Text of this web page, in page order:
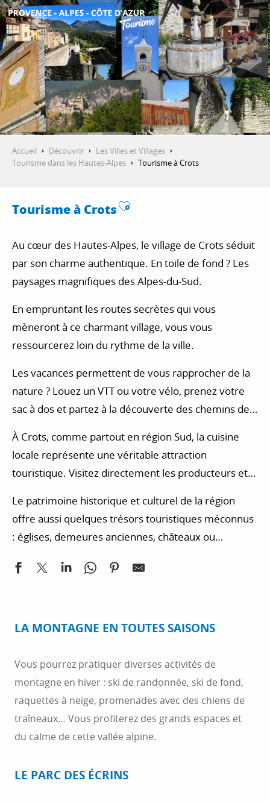
Aller
au
contenu
principal
DÉCOUVRIR
QUE FAIRE ?
SÉJOURNER
Accueil Découvrir
Les Villes et Villages
Tourisme dans les Hautes-Alpes
Tourisme à Crots
Tourisme à CrotsAjouter aux favoris
Au cœur des Hautes-Alpes, le village de Crots séduit
par son charme authentique. En toile de fond ? Les
paysages magnifiques des Alpes-du-Sud.
En empruntant les routes secrètes qui vous
mèneront à ce charmant village, vous vous
ressourcerez loin du rythme de la ville.
Les vacances permettent de vous rapprocher de la
nature ? Louez un VTT ou votre vélo, prenez votre
sac à dos et partez à la découverte des chemins des
pourrez aussi vous essayer à d’autres activités dans
le département des Hautes-Alpes : promenades à
cheval, accrobranche, escalade, baptême en
parapente…
À Crots, comme partout en région Sud, la cuisine
locale représente une véritable attraction
touristique. Visitez directement les producteurs et
des marchés régionaux.
Le patrimoine historique et culturel de la région
offre aussi quelques trésors touristiques méconnus
: églises, demeures anciennes, châteaux ou
de Tourisme ou du Syndicat d’Initiative pour
catégories et les critères pour filtrer les résultats.
Vous êtes plutôt camping, hôtel ou chambre d’hôtes
? Nous vous permettons de trouver un
hébergement.
LA MONTAGNE EN TOUTES SAISONS
Vous pourrez pratiquer diverses activités de
montagne en hiver : ski de randonnée, ski de fond,
raquettes à neige, promenades avec des chiens de
traîneaux… Vous profiterez des grands espaces et
du calme de cette vallée alpine.
LE PARC DES ÉCRINS